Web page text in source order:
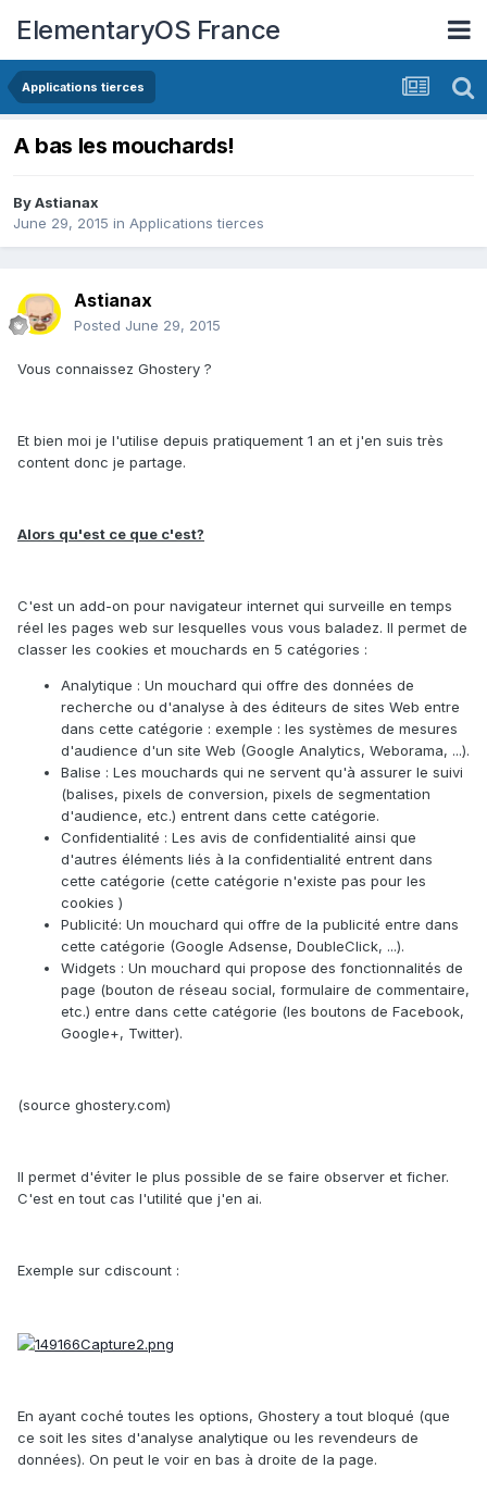
ElementaryOS France
Applications tierces
A bas les mouchards!
ByAstianax
June 29, 2015 in Applications tierces
Astianax
Posted June 29, 2015
Vous connaissez Ghostery ?
Et bien moi je l'utilise depuis pratiquement 1 an et j'en suis très
content donc je partage.
Alors qu'est ce que c'est?
C'est un add-on pour navigateur internet qui surveille en temps
réel les pages web sur lesquelles vous vous baladez. Il permet de
classer les cookies et mouchards en 5 catégories :
Analytique : Un mouchard qui offre des données de
recherche ou d'analyse à des éditeurs de sites Web entre
dans cette catégorie : exemple : les systèmes de mesures
d'audience d'un site Web (Google Analytics, Weborama, ...).
Balise : Les mouchards qui ne servent qu'à assurer le suivi
(balises, pixels de conversion, pixels de segmentation
d'audience, etc.) entrent dans cette catégorie.
Confidentialité : Les avis de confidentialité ainsi que
d'autres éléments liés à la confidentialité entrent dans
cette catégorie (cette catégorie n'existe pas pour les
cookies )
Publicité: Un mouchard qui offre de la publicité entre dans
cette catégorie (Google Adsense, DoubleClick, ...).
Widgets : Un mouchard qui propose des fonctionnalités de
page (bouton de réseau social, formulaire de commentaire,
etc.) entre dans cette catégorie (les boutons de Facebook,
Google+, Twitter).
(source ghostery.com)
Il permet d'éviter le plus possible de se faire observer et ficher.
C'est en tout cas l'utilité que j'en ai.
Exemple sur cdiscount :
En ayant coché toutes les options, Ghostery a tout bloqué (que
ce soit les sites d'analyse analytique ou les revendeurs de
données). On peut le voir en bas à droite de la page.